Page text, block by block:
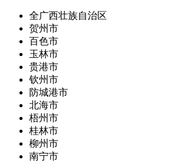
全广西壮族自治区
贺州市
百色市
玉林市
贵港市
钦州市
防城港市
北海市
梧州市
桂林市
柳州市
南宁市